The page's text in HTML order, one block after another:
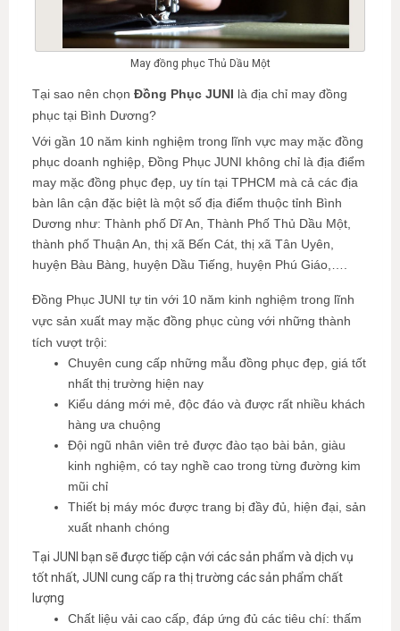
May đồng phục Thủ Dầu Một
Tại sao nên chọn Đồng Phục JUNI là địa chỉ may đồng
phục tại Bình Dương?
Với gần 10 năm kinh nghiệm trong lĩnh vực may mặc đồng
phục doanh nghiệp, Đồng Phục JUNI không chỉ là địa điểm
may mặc đồng phục đẹp, uy tín tại TPHCM mà cả các địa
bàn lân cận đặc biệt là một số địa điểm thuộc tỉnh Bình
Dương như: Thành phố Dĩ An, Thành Phố Thủ Dầu Một,
thành phố Thuận An, thị xã Bến Cát, thị xã Tân Uyên,
huyện Bàu Bàng, huyện Dầu Tiếng, huyện Phú Giáo,….
Đồng Phục JUNI tự tin với 10 năm kinh nghiệm trong lĩnh
vực sản xuất may mặc đồng phục cùng với những thành
tích vượt trội:
Chuyên cung cấp những mẫu đồng phục đẹp, giá tốt
nhất thị trường hiện nay
Kiểu dáng mới mẻ, độc đáo và được rất nhiều khách
hàng ưa chuộng
Đội ngũ nhân viên trẻ được đào tạo bài bản, giàu
kinh nghiệm, có tay nghề cao trong từng đường kim
mũi chỉ
Thiết bị máy móc được trang bị đầy đủ, hiện đại, sản
xuất nhanh chóng
Tại JUNI bạn sẽ được tiếp cận với các sản phẩm và dịch vụ
tốt nhất, JUNI cung cấp ra thị trường các sản phẩm chất
lượng
Chất liệu vải cao cấp, đáp ứng đủ các tiêu chí: thấm